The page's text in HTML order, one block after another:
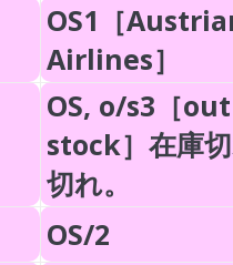
OS1［
Airlines］
OS, o/s3［
stock］在庫
切れ。
OS/2